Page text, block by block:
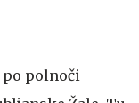
po polnoči